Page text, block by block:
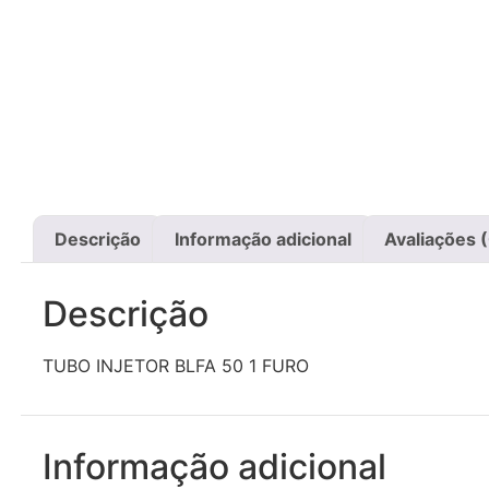
Descrição Informação adicional Avaliações
Descrição
TUBO INJETOR BLFA 50 1 FURO
Informação adicional